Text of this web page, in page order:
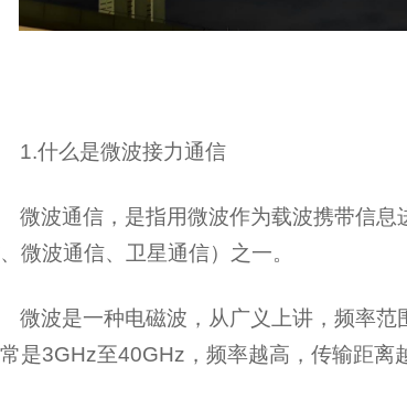
1.什么是微波接力通信
微波通信，是指用微波作为载波携带信
微波通信、卫星通信）之一。
微波是一种电磁波，从广义上讲，频率
是3GHz至40GHz，频率越高，传输距离